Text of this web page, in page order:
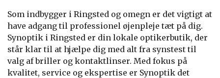
Som indbygger i Ringsted og omegn er det vigtigt at
have adgang til professionel øjenpleje tæt på dig.
Synoptik i Ringsted er din lokale optikerbutik, der
står klar til at hjælpe dig med alt fra synstest til
valg af briller og kontaktlinser. Med fokus på
kvalitet, service og ekspertise er Synoptik det